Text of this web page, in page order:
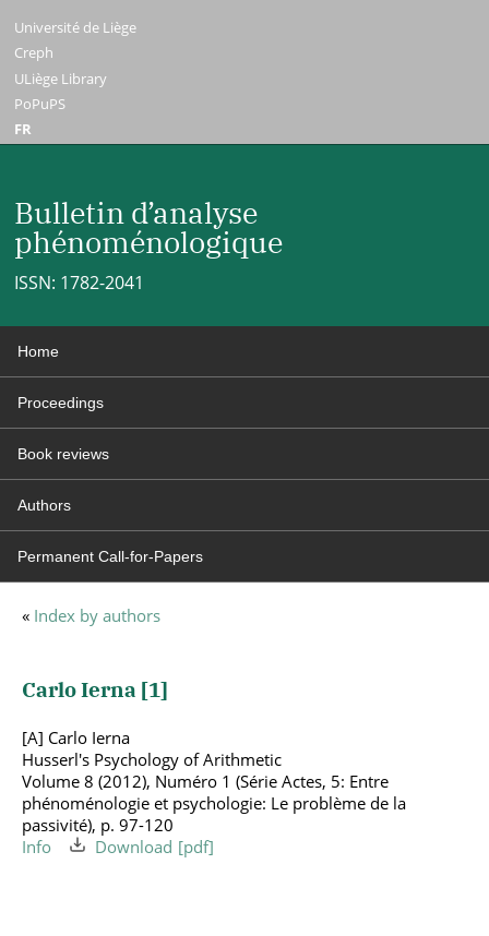
Université de Liège
Creph
ULiège Library
PoPuPS
FR
Bulletin d’analyse
phénoménologique
ISSN: 1782-2041
Home
Proceedings
Book reviews
Authors
Permanent Call-for-Papers
« Index by authors
Carlo Ierna [1]
[A] Carlo Ierna
Husserl's Psychology of Arithmetic
Volume 8 (2012), Numéro 1 (Série Actes, 5: Entre
phénoménologie et psychologie: Le problème de la
passivité), p. 97-120
Info
Download